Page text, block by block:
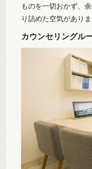
ものを一切おかず、
り詰めた空気がありま
カウンセリングル